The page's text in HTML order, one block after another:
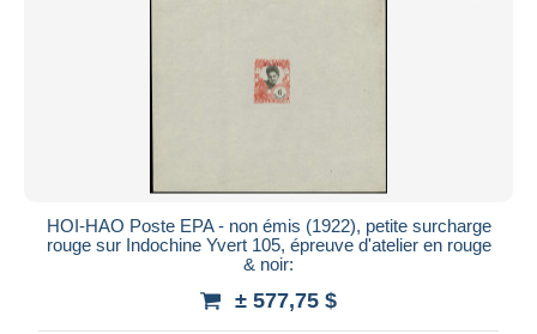
Sonstige & Ohne Zuordnung
Endet in
HOI-HAO Poste EPA - non émis (1922), petite surcharge
rouge sur Indochine Yvert 105, épreuve d'atelier en rouge
& noir:
± 577,75 $